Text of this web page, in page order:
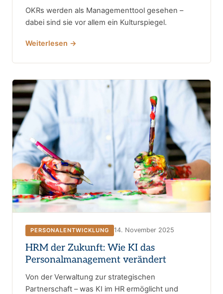
OKRs werden als Managementtool gesehen –
dabei sind sie vor allem ein Kulturspiegel.
Weiterlesen →
PERSONALENTWICKLUNG 14. November 2025
HRM der Zukunft: Wie KI das
Personalmanagement verändert
Von der Verwaltung zur strategischen
Partnerschaft – was KI im HR ermöglicht und